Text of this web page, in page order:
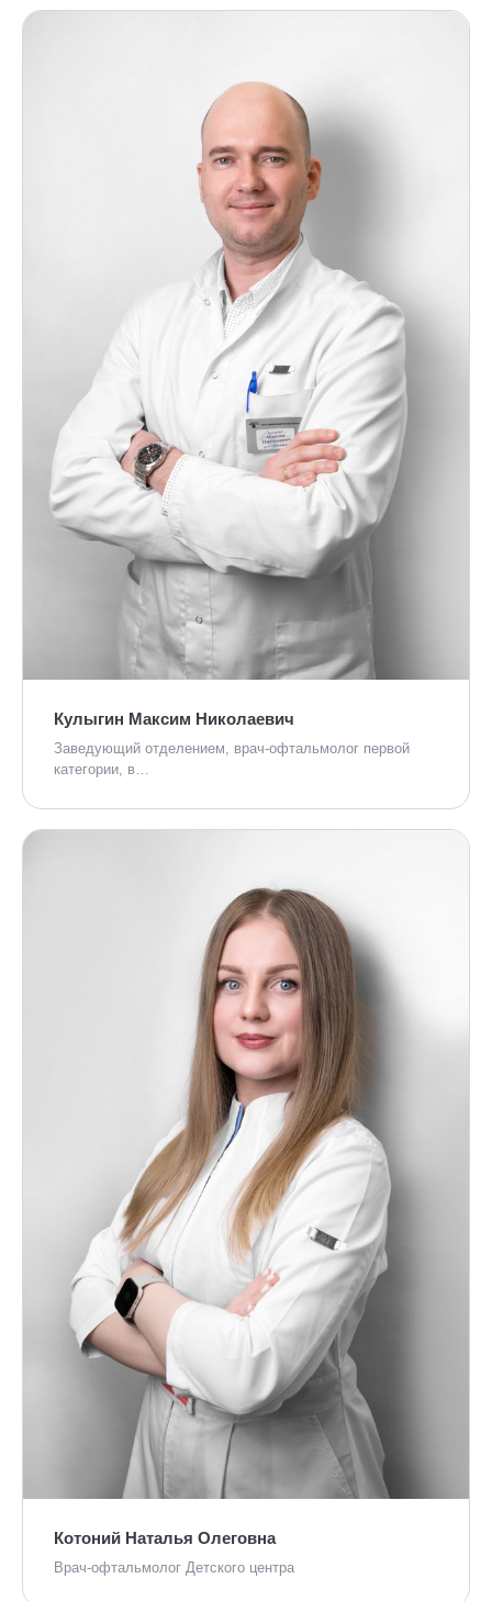
Кулыгин Максим Николаевич
Заведующий отделением, врач-офтальмолог первой
категории, в…
Котоний Наталья Олеговна
Врач-офтальмолог Детского центра